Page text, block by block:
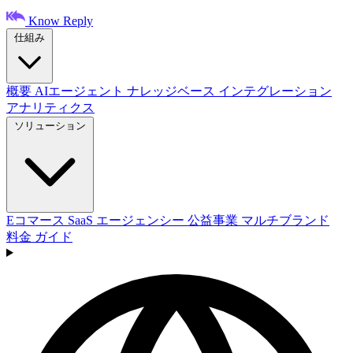
Know Reply
概要 AIエージェント ナレッジベース インテグレーション
アナリティクス
Eコマース SaaS エージェンシー 公益事業 マルチブランド
料金 ガイド